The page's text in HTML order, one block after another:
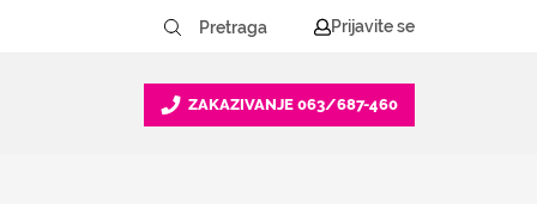
Prijavite se
ZAKAZIVANJE 063/687-460